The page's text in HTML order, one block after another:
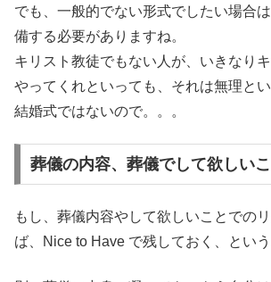
でも、一般的でない形式でしたい場合
備する必要がありますね。
キリスト教徒でもない人が、いきなり
やってくれといっても、それは無理とい
結婚式ではないので。。。
葬儀の内容、葬儀でして欲しい
もし、葬儀内容やして欲しいことでの
ば、Nice to Have で残しておく、という